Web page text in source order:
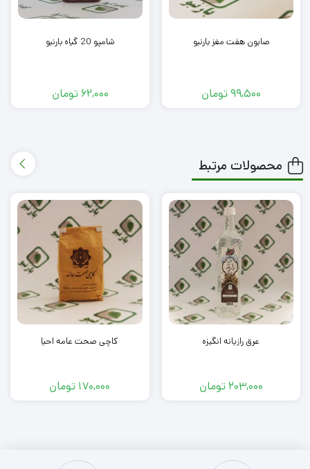
صابون هفت مغز بارنبو
99,500تومان
شامپو 20 گیاه بارنبو
62,000 تومان
محصولات مرتبط
عرق رازیانه انگیزه
203,000 تومان
کاچی صحت عامه احیا
170,000 تومان